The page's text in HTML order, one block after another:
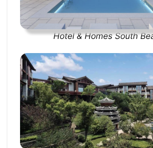
Hotel & Homes South